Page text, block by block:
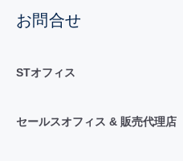
お問合せ
STオフィス
セールスオフィス & 販売代理店